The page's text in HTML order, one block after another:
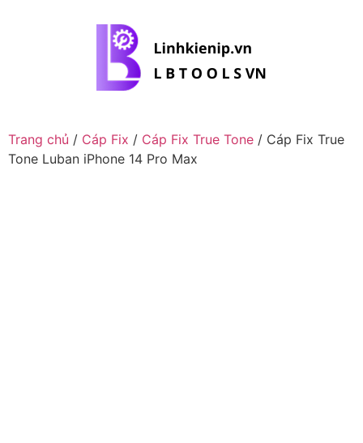
Trang chủ / Cáp Fix / Cáp Fix True Tone / Cáp Fix True
Tone Luban iPhone 14 Pro Max